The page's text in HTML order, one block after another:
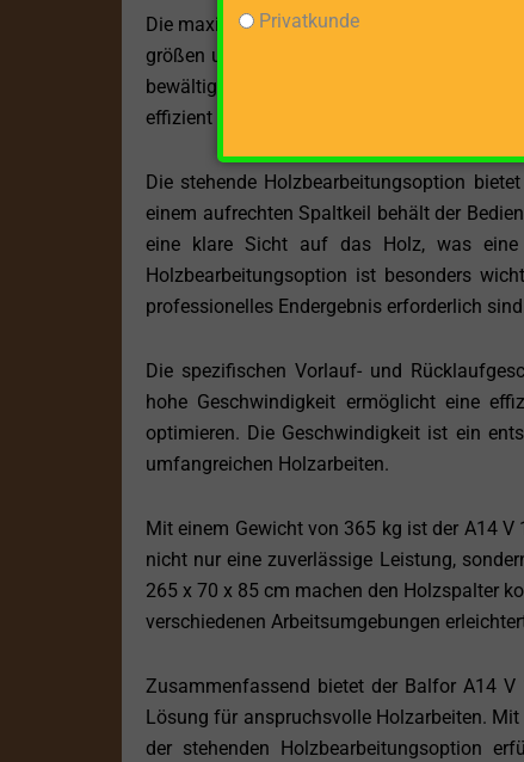
Die maximale Spaltkraft von 14 Tonnen
größen umgehen kann. Egal, ob Sie
bewältigt die Aufgabe mühelos. Die hohe
effizient umgehen zu können und die
Die stehende Holzbearbeitungsoption
einem aufrechten Spaltkeil behält der
eine klare Sicht auf das Holz, was eine
Holzbearbeitungsoption ist besonders
professionelles Endergebnis erforderlich
Die spezifischen Vorlauf- und
hohe Geschwindigkeit ermöglicht eine
optimieren. Die Geschwindigkeit ist ein
umfangreichen Holzarbeiten.
Mit einem Gewicht von 365 kg ist der A14
nicht nur eine zuverlässige Leistung,
265 x 70 x 85 cm machen den Holzspalter
verschiedenen Arbeitsumgebungen
Zusammenfassend bietet der Balfor A14
Lösung für anspruchsvolle Holzarbeiten.
der stehenden Holzbearbeitungsoption
Privatkunde